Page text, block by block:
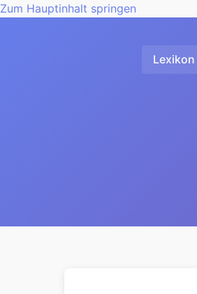
Zum Hauptinhalt springen
Lexikon